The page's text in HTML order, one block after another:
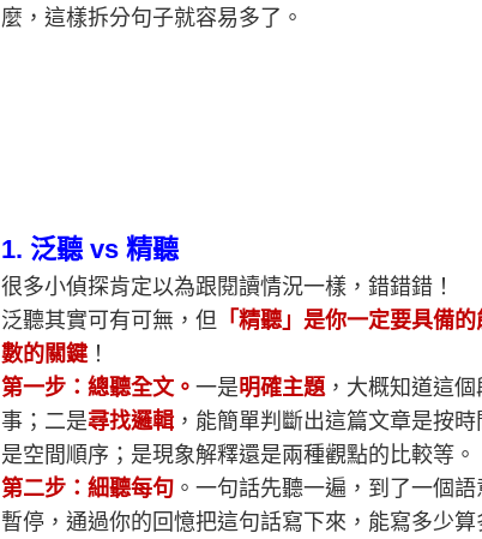
麼，這樣拆分句子就容易多了。
1. 泛聽 vs 精聽
很多小偵探肯定以為跟閱讀情況一樣，錯錯錯！
泛聽其實可有可無，但 「精聽」是你一定要具備
數的關鍵！
第一步：總聽全文。 一是明確主題，大概知道這
事；二是尋找邏輯 ，能簡單判斷出這篇文章是按
是空間順序；是現象解釋還是兩種觀點的比較等。
第二步：細聽每句 。一句話先聽一遍，到了一個
暫停，通過你的回憶把這句話寫下來，能寫多少算